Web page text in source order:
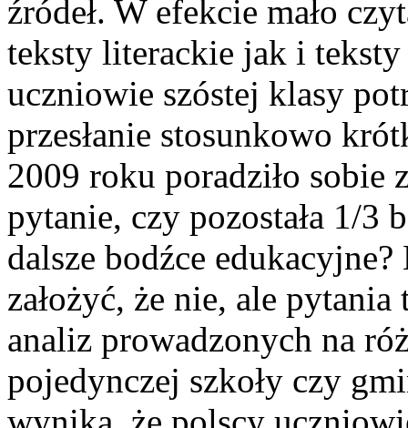
źródeł. W efekcie mało
teksty literackie jak i
uczniowie szóstej klasy
przesłanie stosunkowo
2009 roku poradziło sobie
pytanie, czy pozostała 1/3
dalsze bodźce
założyć, że nie, ale
analiz prowadzonych na
pojedynczej szkoły czy